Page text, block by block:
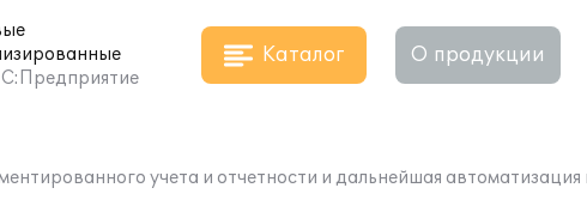
Каталог О продукции
учета и отчетности и дальнейшая